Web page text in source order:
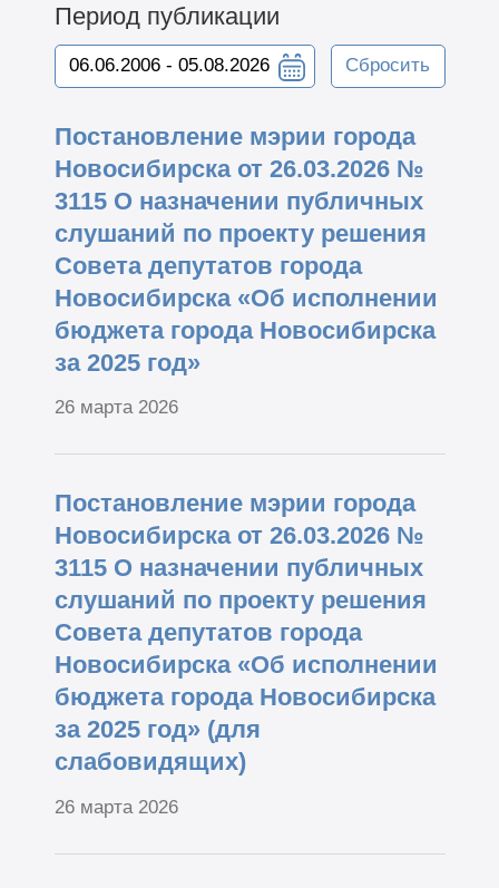
Период публикации
Сбросить
Постановление мэрии города
Новосибирска от 26.03.2026 №
3115 О назначении публичных
слушаний по проекту решения
Совета депутатов города
Новосибирска «Об исполнении
бюджета города Новосибирска
за 2025 год»
26 марта 2026
Постановление мэрии города
Новосибирска от 26.03.2026 №
3115 О назначении публичных
слушаний по проекту решения
Совета депутатов города
Новосибирска «Об исполнении
бюджета города Новосибирска
за 2025 год» (для
слабовидящих)
26 марта 2026